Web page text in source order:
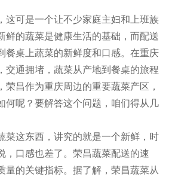
这可是一个让不少家庭主妇和上班族
鲜的蔬菜是健康生活的基础，而配送
餐桌上蔬菜的新鲜度和口感。在重庆
交通拥堵，蔬菜从产地到餐桌的旅程
荣昌作为重庆周边的重要蔬菜产区，
何呢？要解答这个问题，咱们得从几
菜这东西，讲究的就是一个新鲜，时
，口感也差了。荣昌蔬菜配送的速
量的关键指标。据了解，荣昌蔬菜从